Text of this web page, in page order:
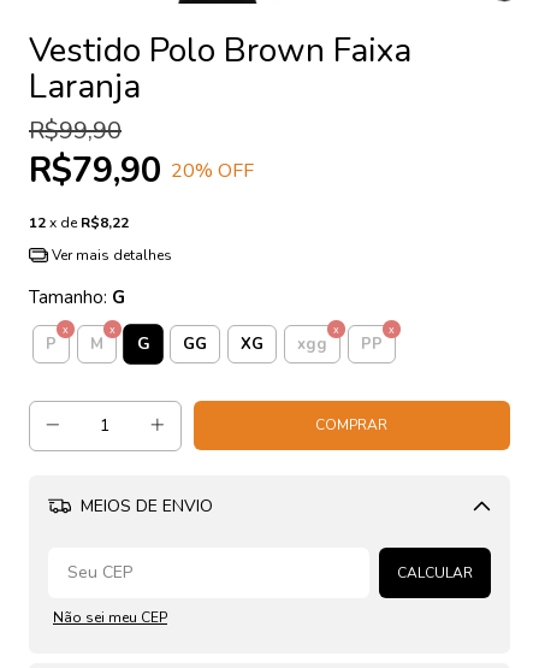
Vestido Polo Brown Faixa
Laranja
R$99,90
R$79,90 20% OFF
12x deR$8,22
Ver mais detalhes
Tamanho: G
P M G GG XG xgg PP
MEIOS DE ENVIO
Alterar CEP
CALCULAR
Não sei meu CEP